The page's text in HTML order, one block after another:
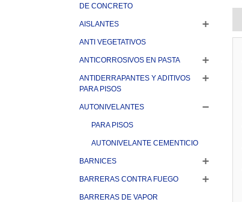
DE CONCRETO
AISLANTES
ANTI VEGETATIVOS
ANTICORROSIVOS EN PASTA
ANTIDERRAPANTES Y ADITIVOS
PARA PISOS
AUTONIVELANTES
PARA PISOS
AUTONIVELANTE CEMENTICIO
BARNICES
BARRERAS CONTRA FUEGO
BARRERAS DE VAPOR